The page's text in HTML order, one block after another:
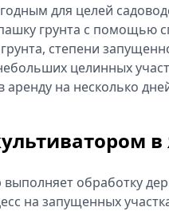
для целей
грунта с помощью
степени
целинных
на несколько
в
обработку
на запущенных